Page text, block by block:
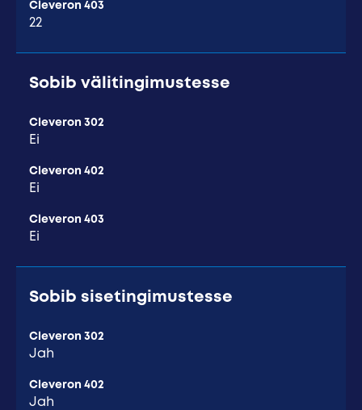
Cleveron 403
22
Sobib välitingimustesse
Cleveron 302
Ei
Cleveron 402
Ei
Cleveron 403
Ei
Sobib sisetingimustesse
Cleveron 302
Jah
Cleveron 402
Jah